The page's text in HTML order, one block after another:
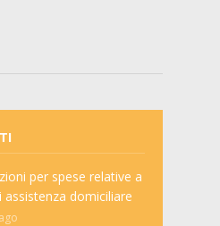
per spese relative a
assistenza domiciliare